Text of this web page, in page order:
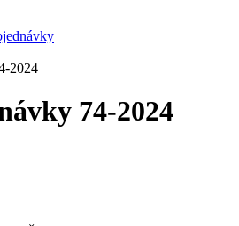
2024
74-2024